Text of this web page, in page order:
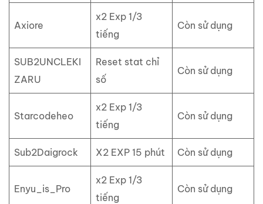
Axiore
x2 Exp 1/3
tiếng
Còn sử dụng
SUB2UNCLEKI
ZARU
Reset stat chỉ
số
Còn sử dụng
Starcodeheo
x2 Exp 1/3
tiếng
Còn sử dụng
Sub2Daigrock X2 EXP 15 phút Còn sử dụng
Enyu_is_Pro
x2 Exp 1/3
tiếng
Còn sử dụng